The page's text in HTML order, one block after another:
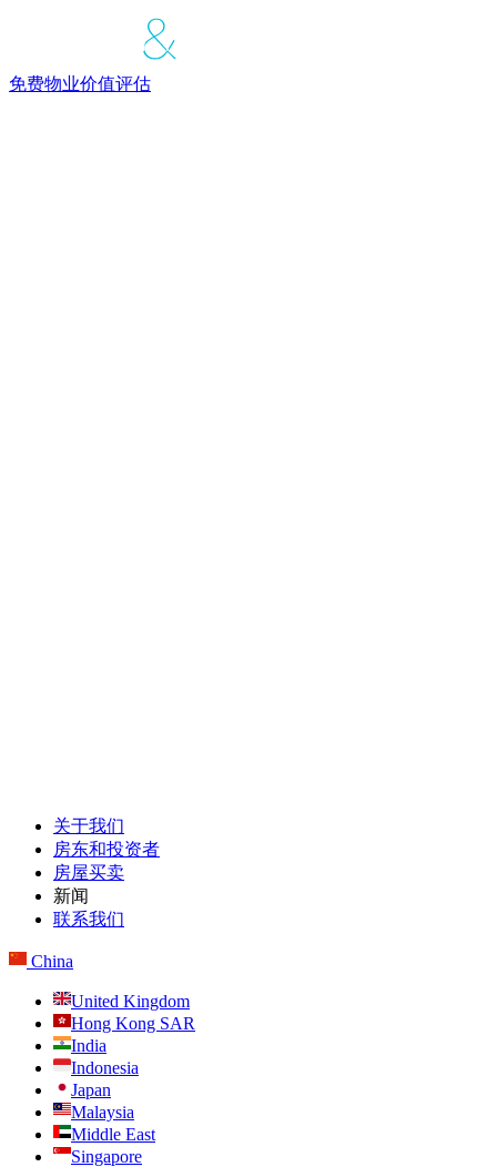
免费物业价值评估
关于我们
房东和投资者
房屋买卖
新闻
联系我们
China
United Kingdom
Hong Kong SAR
India
Indonesia
Japan
Malaysia
Middle East
Singapore